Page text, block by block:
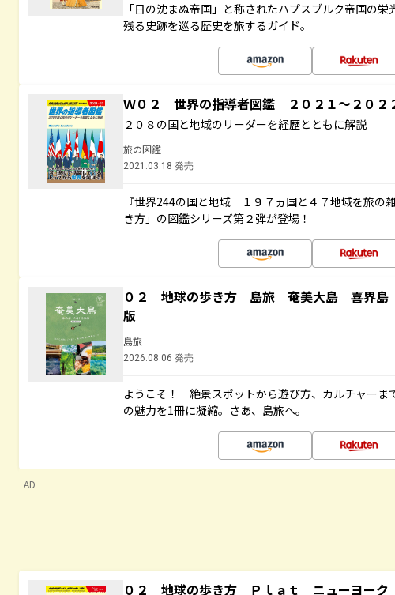
「日の沈まぬ帝国」と称されたハプスブルク帝国の
残る史跡を巡る歴史を旅するガイド。
Ｗ０２ 世界の指導者図鑑 ２０２１～２０２
２０８の国と地域のリーダーを経歴とともに解説
旅の図鑑
2021.03.18 発売
『世界244の国と地域 １９７ヵ国と４７地域を旅の
き方」の図鑑シリーズ第２弾が登場！
０２ 地球の歩き方 島旅 奄美大島 喜界島
版
島旅
2026.08.06 発売
ようこそ！ 絶景スポットから遊び方、カルチャーま
の魅力を1冊に凝縮。さあ、島旅へ。
AD
０２ 地球の歩き方 Ｐｌａｔ ニューヨーク